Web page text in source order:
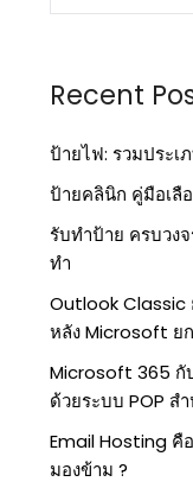
Recent
ป้ายไฟ: รวมประเ
ป้ายคลินิก คู่มือเลื
รับทำป้าย ครบวง
ทำ
Outlook Classic
หลัง Microsoft ย
Microsoft 365 กั
ด้วยระบบ POP ส
Email Hosting คื
มองข้าม ?